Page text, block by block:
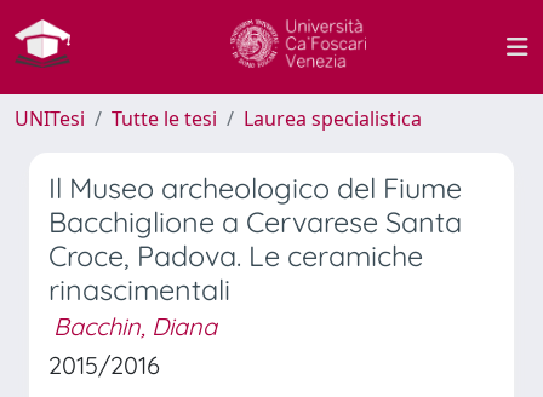
UNITesi Tutte le tesi Laurea specialistica
Il Museo archeologico del Fiume
Bacchiglione a Cervarese Santa
Croce, Padova. Le ceramiche
rinascimentali
Bacchin, Diana
2015/2016